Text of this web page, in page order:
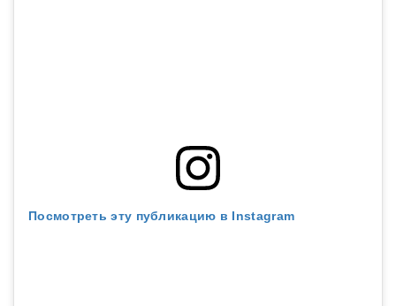
Посмотреть эту публикацию в Instagram